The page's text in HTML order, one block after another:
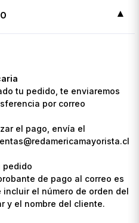
tu pedido, te enviaremos
por correo
el pago, envía el
pedido
de pago al correo es
incluir el número de orden del
y el nombre del cliente.